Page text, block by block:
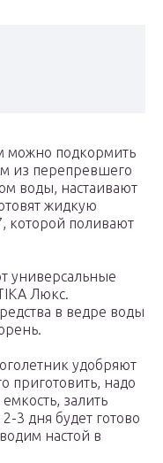
можно подкормить
из перепревшего
воды, настаивают
жидкую
которой поливают
универсальные
Люкс.
в ведре воды
удобряют
приготовить, надо
залить
3 дня будет готово
настой в